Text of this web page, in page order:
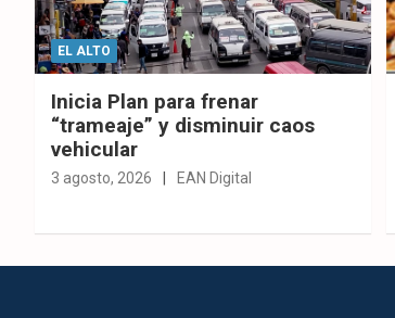
EL ALTO
Inicia Plan para frenar
“trameaje” y disminuir caos
vehicular
3 agosto, 2026 EAN Digital